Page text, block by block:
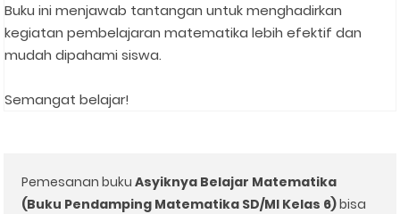
Buku ini menjawab tantangan untuk menghadirkan
kegiatan pembelajaran matematika lebih efektif dan
mudah dipahami siswa.⁣
Semangat belajar! ⁣
Pemesanan bukuAsyiknya Belajar Matematika
(Buku Pendamping Matematika SD/MI Kelas 6)⁣bisa